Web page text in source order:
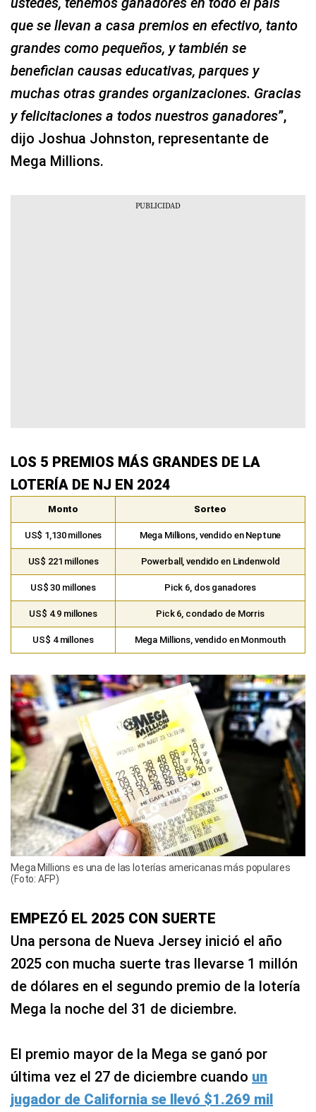
que se llevan a casa premios en efectivo, tanto
grandes como pequeños, y también se
benefician causas educativas, parques y
muchas otras grandes organizaciones. Gracias
y felicitaciones a todos nuestros ganadores”,
dijo Joshua Johnston, representante de
Mega Millions.
LOS 5 PREMIOS MÁS GRANDES DE LA
LOTERÍA DE NJ EN 2024
Monto Sorteo
US$ 1,130 millones Mega Millions, vendido en Neptune
US$ 221 millones Powerball, vendido en Lindenwold
US$ 30 millones Pick 6, dos ganadores
US$ 4.9 millones Pick 6, condado de Morris
US$ 4 millones Mega Millions, vendido en Monmouth
Mega Millions es una de las loterías americanas más populares
(Foto: AFP)
EMPEZÓ EL 2025 CON SUERTE
Una persona de Nueva Jersey inició el año
2025 con mucha suerte tras llevarse 1 millón
de dólares en el segundo premio de la lotería
Mega la noche del 31 de diciembre.
El premio mayor de la Mega se ganó por
última vez el 27 de diciembre cuando un
jugador de California se llevó $1.269 mil